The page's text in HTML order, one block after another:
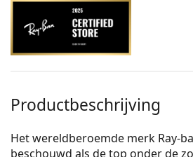
Productbeschrijving
Het wereldberoemde merk Ray-
beschouwd als de top onder de